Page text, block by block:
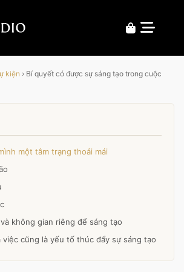
kiện › Bí quyết có được sự sáng tạo trong cuộc
một tâm trạng thoải mái
không gian riêng để sáng tạo
việc cũng là yếu tố thúc đẩy sự sáng tạo